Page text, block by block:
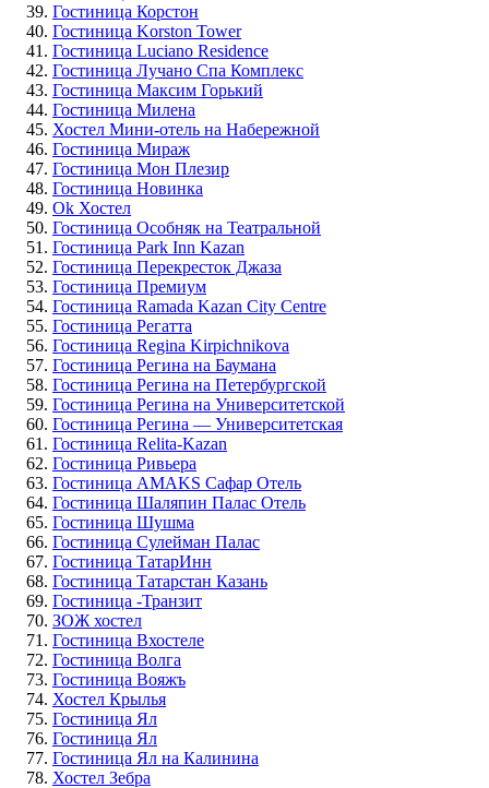
Гостиница Корстон
Гостиница Korston Tower
Гостиница Luciano Residence
Гостиница Лучано Спа Комплекс
Гостиница Максим Горький
Гостиница Милена
Хостел Мини-отель на Набережной
Гостиница Мираж
Гостиница Мон Плезир
Гостиница Новинка
Ok Хостел
Гостиница Особняк на Театральной
Гостиница Park Inn Kazan
Гостиница Перекресток Джаза
Гостиница Премиум
Гостиница Ramada Kazan City Centre
Гостиница Регатта
Гостиница Regina Kirpichnikova
Гостиница Регина на Баумана
Гостиница Регина на Петербургской
Гостиница Регина на Университетской
Гостиница Регина — Университетская
Гостиница Relita-Kazan
Гостиница Ривьера
Гостиница AMAKS Сафар Отель
Гостиница Шаляпин Палас Отель
Гостиница Шушма
Гостиница Сулейман Палас
Гостиница ТатарИнн
Гостиница Татарстан Казань
Гостиница -Транзит
ЗОЖ хостел
Гостиница Вхостеле
Гостиница Волга
Гостиница Вояжъ
Хостел Крылья
Гостиница Ял
Гостиница Ял
Гостиница Ял на Калинина
Хостел Зебра